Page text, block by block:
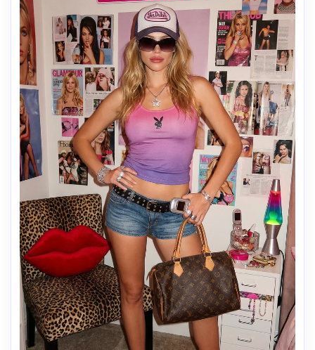
champ garde le sujet nett tandis que les détails du
magasin se flou doucement. Accessoires/pose: le sujet
tient dans une main un téléphone à bascule classique en
coquille de palourdes du début des années 2000, posant
comme s'il le montrait ou prenait un miroir/selfie franc;
L'autre main près du visage/cou dans une mignonne pose
de pop-star. Maquillage (forte fille Y2K): brillant à lèvres
épais et brillant, fard à paupières paillettes perlées
(argent/bleu glacé/rose), reflets de coin intérieur brillants,
mascara lourd, rouge glacé subtil. Armoire & Accessoires:
styling pop/Y2K des années 2000 — T-shirt bébé croppé
ou polo crop ajusté, mini jupe plissée basse ou mini à
carreaux, détail mignon de ceinture/chaîne, chauffe-
poignets moelleux ou poignets à fourrure, chauffe-
jambes flou haut au genou en option, baskets grosses ou
chaussures à plate-forme. Colliers en couches, choker,
boucles d'oreilles à cercle, bracelet de charme. Gardez-le
à la mode, pas explicit.Eclairage: éclairage de magasin
bleu/cyan de rêve avec brume douce + lumière de bord
douce, déversement rose/violet subtil des panneaux au
néon, roll-off de reflets brillants, vignette douce,
diffusion cinématographique. Gardez-le authentique aux
années 2000 (pas de conceptions de téléphones
modernes, pas d'esthétique moderne de magasin).